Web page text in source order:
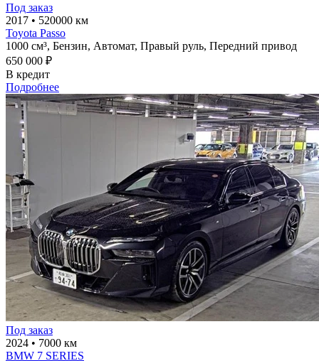
Под заказ
2017 • 520000 км
Toyota Passo
1000 см³, Бензин, Автомат, Правый руль, Передний привод
650 000 ₽
В кредит
Подробнее
Под заказ
2024 • 7000 км
BMW 7 SERIES